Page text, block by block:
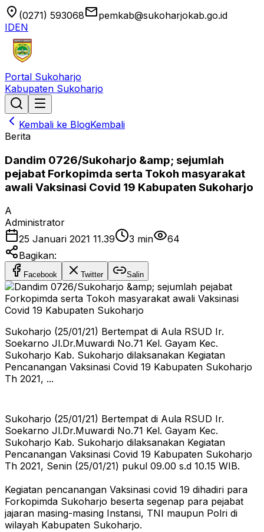
location_on (0271) 593068emailpemkab@sukoharjokab.go.id
IDEN
Portal Sukoharjo
Kabupaten Sukoharjo
Kembali ke BlogKembali
Berita
Dandim 0726/Sukoharjo &amp; sejumlah
pejabat Forkopimda serta Tokoh masyarakat
awali Vaksinasi Covid 19 Kabupaten Sukoharjo
A
Administrator
25 Januari 2021 11.39
3 min
64
Bagikan:
Facebook Twitter Salin
Sukoharjo (25/01/21) Bertempat di Aula RSUD Ir.
Soekarno Jl.Dr.Muwardi No.71 Kel. Gayam Kec.
Sukoharjo Kab. Sukoharjo dilaksanakan Kegiatan
Pencanangan Vaksinasi Covid 19 Kabupaten Sukoharjo
Th 2021, ...
Sukoharjo (25/01/21) Bertempat di Aula RSUD Ir.
Soekarno Jl.Dr.Muwardi No.71 Kel. Gayam Kec.
Sukoharjo Kab. Sukoharjo dilaksanakan Kegiatan
Pencanangan Vaksinasi Covid 19 Kabupaten Sukoharjo
Th 2021, Senin (25/01/21) pukul 09.00 s.d 10.15 WIB.
Kegiatan pencanangan Vaksinasi covid 19 dihadiri para
Forkopimda Sukoharjo beserta segenap para pejabat
jajaran masing-masing Instansi, TNI maupun Polri di
wilayah Kabupaten Sukoharjo.